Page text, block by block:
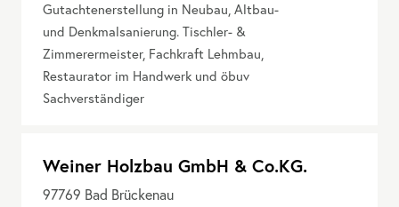
Gutachtenerstellung in Neubau, Altbau-
und Denkmalsanierung. Tischler- &
Zimmerermeister, Fachkraft Lehmbau,
Restaurator im Handwerk und öbuv
Sachverständiger
Weiner Holzbau GmbH & Co.KG.
97769 Bad Brückenau